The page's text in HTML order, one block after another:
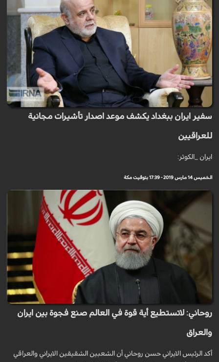
سفير ايران ببغداد يكشف موعد اصدار تأشيرات مجانية
للعراقيين
ايران _الكوثر:
الخميس 14 مارس 2019 - 17:39 بتوقيت مكة
روحاني: لاتستطيع أية قوة في العالم صنع فجوة بين ايران
والعراق
أكد الرئيس الايراني حسن روحاني أن الشعبين الشقيقين الايراني والعراقي